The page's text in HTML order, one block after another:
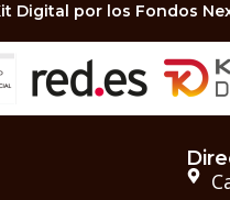
por los Fondos